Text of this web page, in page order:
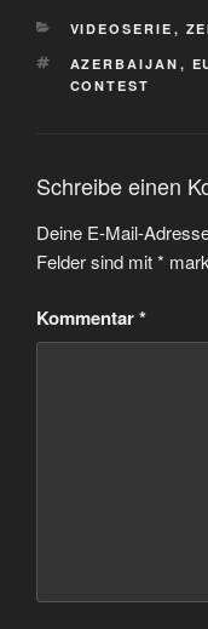
KATEGORIEN
VIDEOSERIE ,
AZERBAIJAN ,
CONTEST
Schreibe einen
Deine E-Mail-
Felder sind mit*
Kommentar*